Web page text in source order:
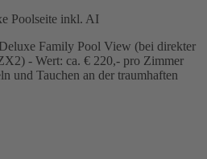
Poolseite inkl. AI
Family Pool View (bei direkter
- Wert: ca. € 220,- pro Zimmer
und Tauchen an der traumhaften